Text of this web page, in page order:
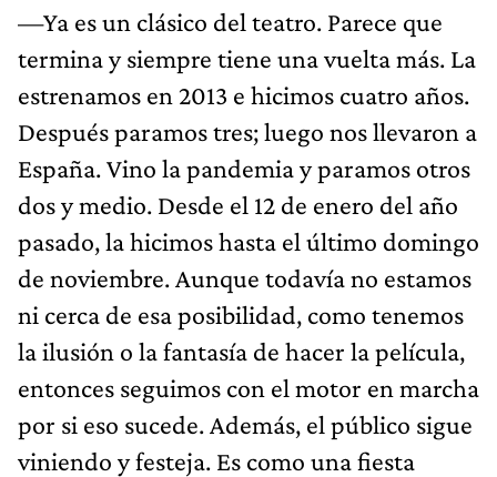
—Ya es un clásico del teatro. Parece que
termina y siempre tiene una vuelta más. La
estrenamos en 2013 e hicimos cuatro años.
Después paramos tres; luego nos llevaron a
España. Vino la pandemia y paramos otros
dos y medio. Desde el 12 de enero del año
pasado, la hicimos hasta el último domingo
de noviembre. Aunque todavía no estamos
ni cerca de esa posibilidad, como tenemos
la ilusión o la fantasía de hacer la película,
entonces seguimos con el motor en marcha
por si eso sucede. Además, el público sigue
viniendo y festeja. Es como una fiesta